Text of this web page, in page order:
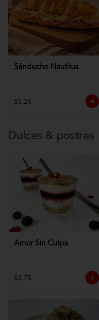
Sánduche Nautilus
$5.20
Dulces & postres
Amor Sin Culpa
$3.75